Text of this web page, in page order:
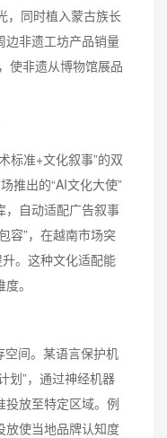
，同时植入蒙古族长
边非遗工坊产品销量
使非遗从博物馆展品
标准+文化叙事”的双
推出的“AI文化大使”
，自动适配广告叙事
容”，在越南市场突
。这种文化适配能
。
间。某语言保护机
划”，通过神经机器
投放至特定区域。例
放使当地品牌认知度